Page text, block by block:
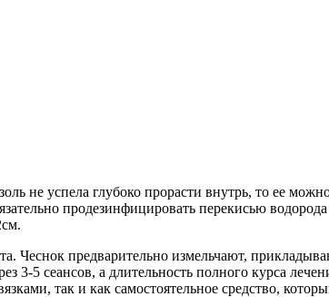
не успела глубоко прорасти внутрь, то ее
продезинфицировать перекисью
Чеснок предварительно измельчают,
3-5 сеансов, а длительность полного курса
так и как самостоятельное средство,